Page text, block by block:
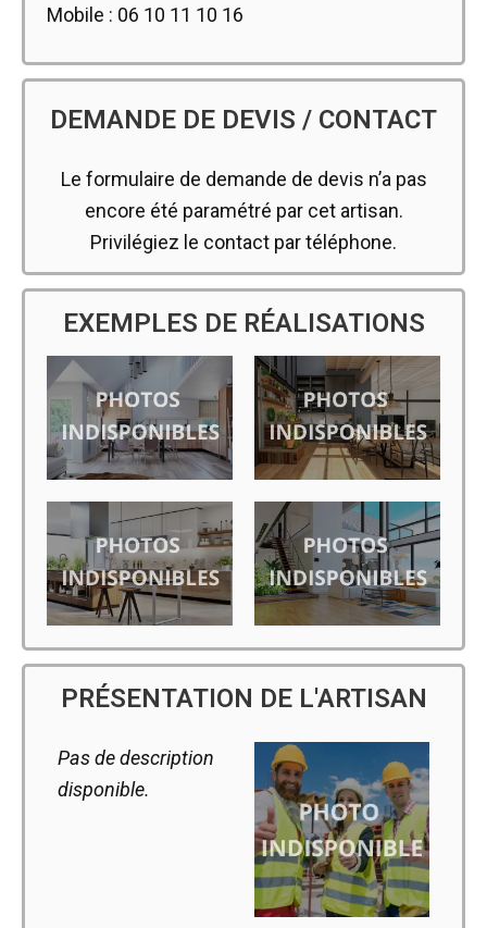
Mobile : 06 10 11 10 16
DEMANDE DE DEVIS / CONTACT
Le formulaire de demande de devis n’a pas
encore été paramétré par cet artisan.
Privilégiez le contact par téléphone.
EXEMPLES DE RÉALISATIONS
PRÉSENTATION DE L'ARTISAN
Pas de description
disponible.